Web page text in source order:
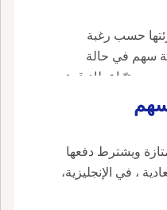
حسب رغبة
سهم في حالة
مرشّحين حقّ إعطاء قوة
في الإنجليزية، هي
ويشترط دفعها
، في الإنجليزية،